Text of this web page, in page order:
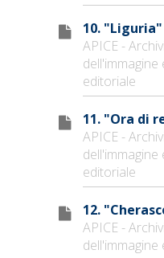
10. "Liguria"
APICE -
editoriale
11. "Ora di
APICE -
editoriale
12.
APICE -